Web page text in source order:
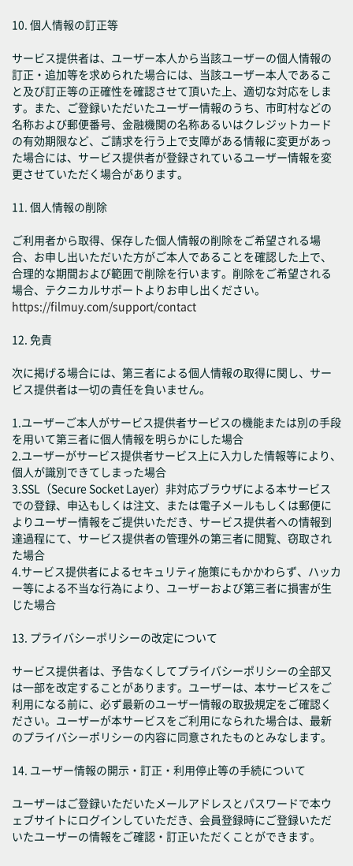
10. 個人情報の訂正等
サービス提供者は、ユーザー本人から当該ユーザーの個人情報の
訂正・追加等を求められた場合には、当該ユーザー本人であるこ
と及び訂正等の正確性を確認させて頂いた上、適切な対応をしま
す。また、ご登録いただいたユーザー情報のうち、市町村などの
名称および郵便番号、金融機関の名称あるいはクレジットカード
の有効期限など、ご請求を行う上で支障がある情報に変更があっ
た場合には、サービス提供者が登録されているユーザー情報を変
更させていただく場合があります。
11. 個人情報の削除
ご利用者から取得、保存した個人情報の削除をご希望される場
合、お申し出いただいた方がご本人であることを確認した上で、
合理的な期間および範囲で削除を行います。削除をご希望される
場合、テクニカルサポートよりお申し出ください。
https://filmuy.com/support/contact
12. 免責
次に掲げる場合には、第三者による個人情報の取得に関し、サー
ビス提供者は一切の責任を負いません。
1.ユーザーご本人がサービス提供者サービスの機能または別の手段
を用いて第三者に個人情報を明らかにした場合
2.ユーザーがサービス提供者サービス上に入力した情報等により、
個人が識別できてしまった場合
3.SSL（Secure Socket Layer）非対応ブラウザによる本サービス
での登録、申込もしくは注文、または電子メールもしくは郵便に
よりユーザー情報をご提供いただき、サービス提供者への情報到
達過程にて、サービス提供者の管理外の第三者に閲覧、窃取され
た場合
4.サービス提供者によるセキュリティ施策にもかかわらず、ハッカ
ー等による不当な行為により、ユーザーおよび第三者に損害が生
じた場合
13. プライバシーポリシーの改定について
サービス提供者は、予告なくしてプライバシーポリシーの全部又
は一部を改定することがあります。ユーザーは、本サービスをご
利用になる前に、必ず最新のユーザー情報の取扱規定をご確認く
ださい。ユーザーが本サービスをご利用になられた場合は、最新
のプライバシーポリシーの内容に同意されたものとみなします。
14. ユーザー情報の開示・訂正・利用停止等の手続について
ユーザーはご登録いただいたメールアドレスとパスワードで本ウ
ェブサイトにログインしていただき、会員登録時にご登録いただ
いたユーザーの情報をご確認・訂正いただくことができます。